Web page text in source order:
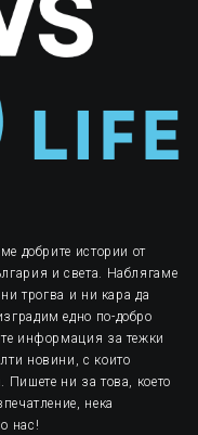
добрите истории от
и света. Наблягаме
трогва и ни кара да
едно по-добро
информация за тежки
новини, с които
Пишете ни за това, което
нека
нас!